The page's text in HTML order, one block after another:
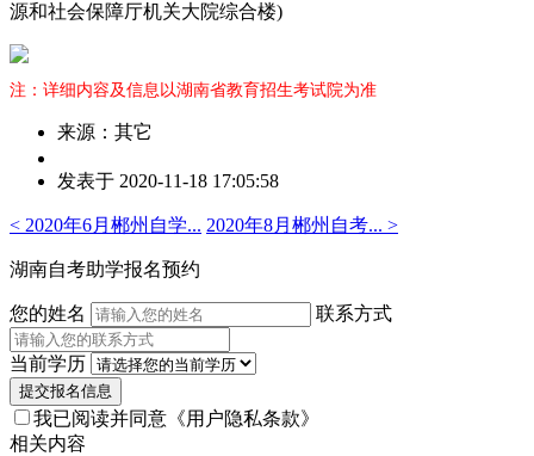
源和社会保障厅机关大院综合楼)
注：详细内容及信息以湖南省教育招生考试院为准
来源：其它
者：
老
师
发表于 2020-11-18 17:05:58
< 2020年6月郴州自学... 2020年8月郴州自考... >
湖南自考助学报名预约
您的姓名 联系方式
当前学历
提交报名信息
我已阅读并同意 《用户隐私条款》
相关内容